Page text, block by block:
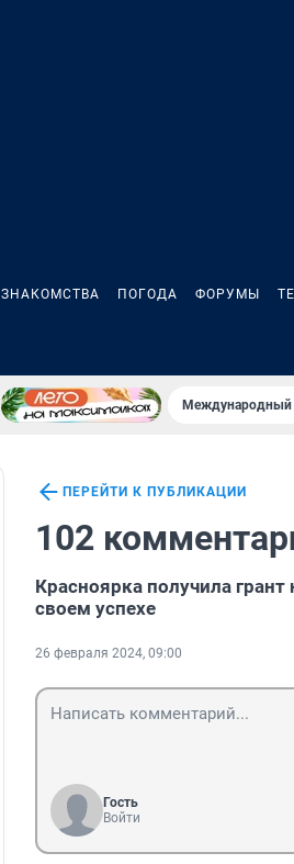
ЗНАКОМСТВА ПОГОДА ФОРУМЫ
Международный
ПЕРЕЙТИ К ПУБЛИКАЦИИ
102
Красноярка получила
своем успехе
26 февраля 2024, 09:00
Гость
Войти